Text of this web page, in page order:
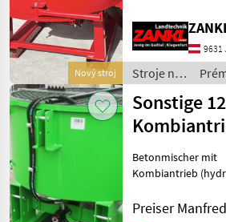
Nový stroj
cez vývodový
Veľká prevodovka -
Ochranná mriežka
9631
Stroje na
stavbu /
Sonstige
Sonstige
Betonmischer mit
Kombiantrieb
Auslässen und
Preiser Manfred